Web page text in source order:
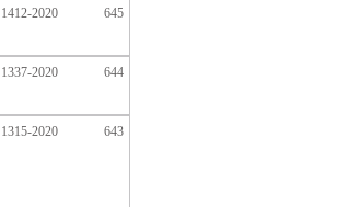
645
1412-2020
644
1337-2020
643
1315-2020